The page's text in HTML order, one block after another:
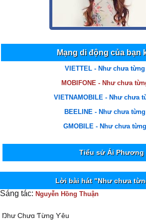
Mạng di động của bạn
VIETTEL - Như chưa từng
MOBIFONE - Như chưa
VIETNAMOBILE - Như chưa
BEELINE - Như chưa
GMOBILE - Như chưa
Tiểu sử Ái Phương
Lời bài hát "Như chưa
Sáng tác: Nguyễn Hồng Thuận
Ŋhư Ϲhưɑ Ƭừng Ƴêu